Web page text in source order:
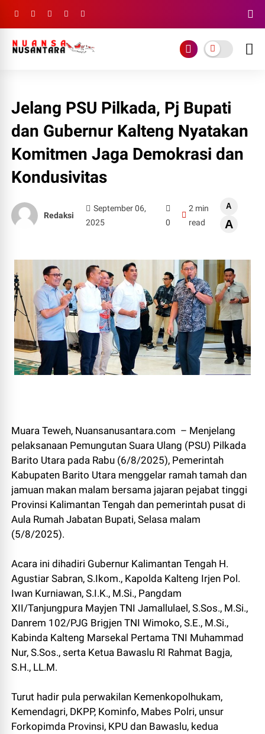
Jelang PSU Pilkada, Pj Bupati
dan Gubernur Kalteng Nyatakan
Komitmen Jaga Demokrasi dan
Kondusivitas
Redaksi
September 06,
2025
0
2 min
read
A
A
Muara Teweh, Nuansanusantara.com – Menjelang
pelaksanaan Pemungutan Suara Ulang (PSU) Pilkada
Barito Utara pada Rabu (6/8/2025), Pemerintah
Kabupaten Barito Utara menggelar ramah tamah dan
jamuan makan malam bersama jajaran pejabat tinggi
Provinsi Kalimantan Tengah dan pemerintah pusat di
Aula Rumah Jabatan Bupati, Selasa malam
(5/8/2025).
Acara ini dihadiri Gubernur Kalimantan Tengah H.
Agustiar Sabran, S.Ikom., Kapolda Kalteng Irjen Pol.
Iwan Kurniawan, S.I.K., M.Si., Pangdam
XII/Tanjungpura Mayjen TNI Jamallulael, S.Sos., M.Si.,
Danrem 102/PJG Brigjen TNI Wimoko, S.E., M.Si.,
Kabinda Kalteng Marsekal Pertama TNI Muhammad
Nur, S.Sos., serta Ketua Bawaslu RI Rahmat Bagja,
S.H., LL.M.
Turut hadir pula perwakilan Kemenkopolhukam,
Kemendagri, DKPP, Kominfo, Mabes Polri, unsur
Forkopimda Provinsi, KPU dan Bawaslu, kedua